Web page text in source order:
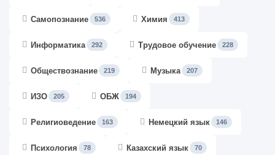
Самопознание 536 Химия 413
Информатика 292 Трудовое обучение 228
Обществознание 219 Музыка 207
ИЗО 205 ОБЖ 194
Религиоведение 163 Немецкий язык 146
Психология 78 Казахский язык 70